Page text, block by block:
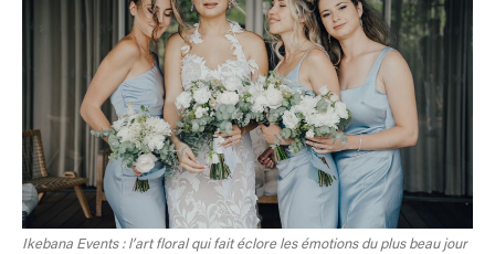
Ikebana Events : l’art floral qui fait éclore les émotions du plus beau jour